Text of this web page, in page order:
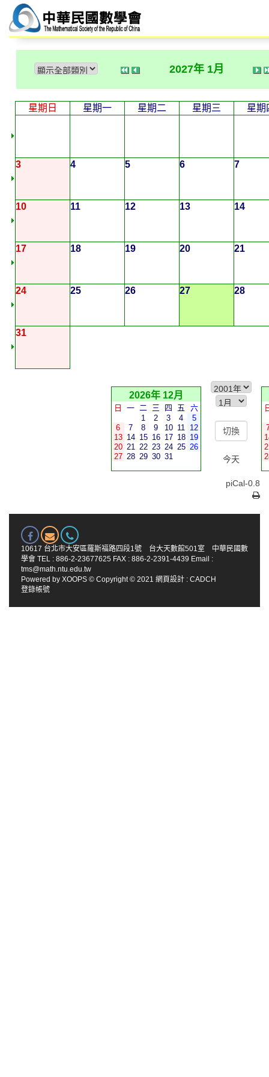
2027年 1月
星期日 星期一 星期二 星期三 星期
3 4 5 6 7
10 11 12 13 14
17 18 19 20 21
24 25 26 27 28
31
2026年 12月
日 一 二 三 四 五
六
1
2 3 4
5
6
7 8 9 10 11 12
13 14 15 16 17 18 19
20 21 22 23 24 25 26
27 28 29 30 31 今天
piCal-0.8
10617 台北市大安區羅斯福路四段1號 台大天數館501室 中華民國數
學會 TEL : 886-2-23677625 FAX : 886-2-2391-4439 Email :
tms@math.ntu.edu.tw
Powered by XOOPS © Copyright © 2021 網頁設計 : CADCH
登錄帳號